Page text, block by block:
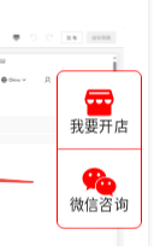
我要开店
微信咨询